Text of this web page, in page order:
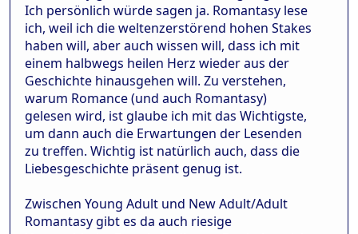
Ich persönlich würde sagen ja. Romantasy lese
ich, weil ich die weltenzerstörend hohen Stakes
haben will, aber auch wissen will, dass ich mit
einem halbwegs heilen Herz wieder aus der
Geschichte hinausgehen will. Zu verstehen,
warum Romance (und auch Romantasy)
gelesen wird, ist glaube ich mit das Wichtigste,
um dann auch die Erwartungen der Lesenden
zu treffen. Wichtig ist natürlich auch, dass die
Liebesgeschichte präsent genug ist.
Zwischen Young Adult und New Adult/Adult
Romantasy gibt es da auch riesige